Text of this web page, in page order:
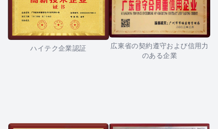
ハイテク企業認証
広東省の契約遵守および信用力
のある企業